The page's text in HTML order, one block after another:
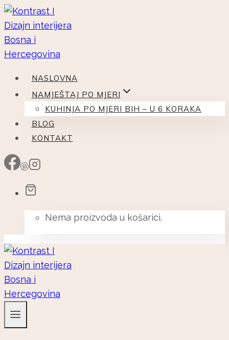
Skip
to
content
NASLOVNA
NAMJEŠTAJ PO MJERI
KUHINJA PO MJERI BIH – U 6 KORAKA
BLOG
KONTAKT
Nema proizvoda u košarici.